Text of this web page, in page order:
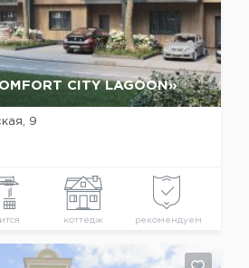
CITY LAGOON»
9
коттедж рекомендуем